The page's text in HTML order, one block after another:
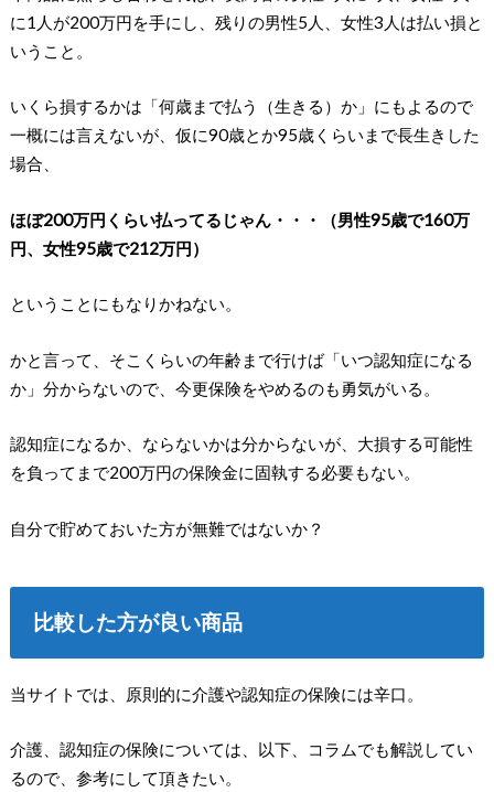
に1人が200万円を手にし、残りの男性5人、女性3人は払い損と
いうこと。
いくら損するかは「何歳まで払う（生きる）か」にもよるので
一概には言えないが、仮に90歳とか95歳くらいまで長生きした
場合、
ほぼ200万円くらい払ってるじゃん・・・（男性95歳で160万
円、女性95歳で212万円）
ということにもなりかねない。
かと言って、そこくらいの年齢まで行けば「いつ認知症になる
か」分からないので、今更保険をやめるのも勇気がいる。
認知症になるか、ならないかは分からないが、大損する可能性
を負ってまで200万円の保険金に固執する必要もない。
自分で貯めておいた方が無難ではないか？
比較した方が良い商品
当サイトでは、原則的に介護や認知症の保険には辛口。
介護、認知症の保険については、以下、コラムでも解説してい
るので、参考にして頂きたい。